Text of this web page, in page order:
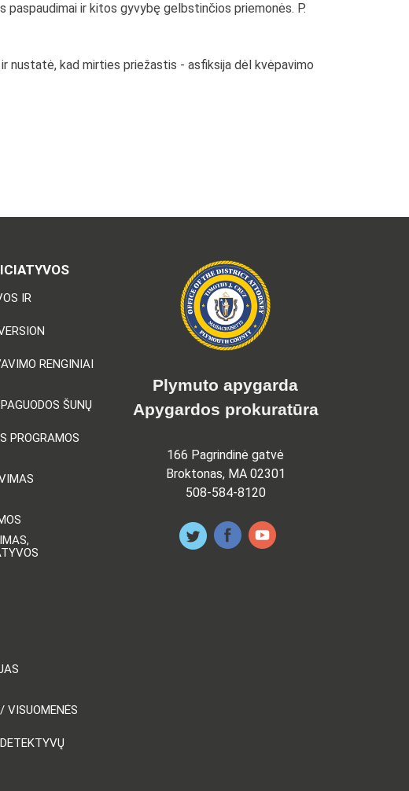
ir kitos gyvybę gelbstinčios priemonės. P.
nustatė, kad mirties priežastis - asfiksija dėl kvėpavimo
IR
RENGINIAI
ŠUNŲ
PROGRAMOS
VISUOMENĖS
Plymuto apygarda
Apygardos prokuratūra
166 Pagrindinė gatvė
Broktonas, MA 02301
508-584-8120